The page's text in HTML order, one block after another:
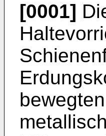
[0001]